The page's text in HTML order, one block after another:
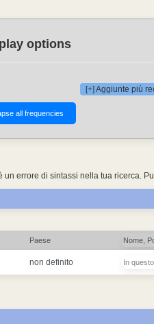
options
[+] Aggiunte più
un errore di sintassi nella tua ricerca.
Paese Nome,
non definito In